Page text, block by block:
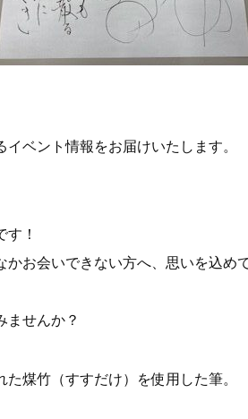
ベント情報をお届けいたします。
！
お会いできない方へ、思いを込め
ませんか？
煤竹（すすだけ）を使用した筆。